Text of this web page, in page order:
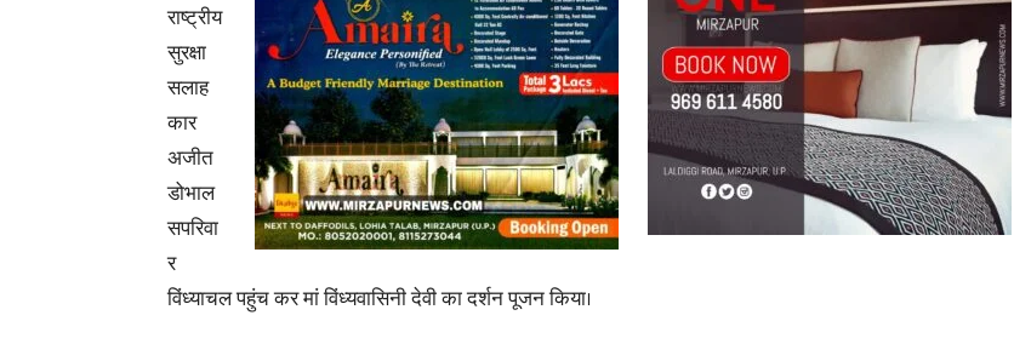
Today
Hindi
राष्ट्रीय
सुरक्षा
सलाह
कार
अजीत
डोभाल
सपरिवा
र
विंध्याचल पहुंच कर मां विंध्यवासिनी देवी का दर्शन पूजन किया।